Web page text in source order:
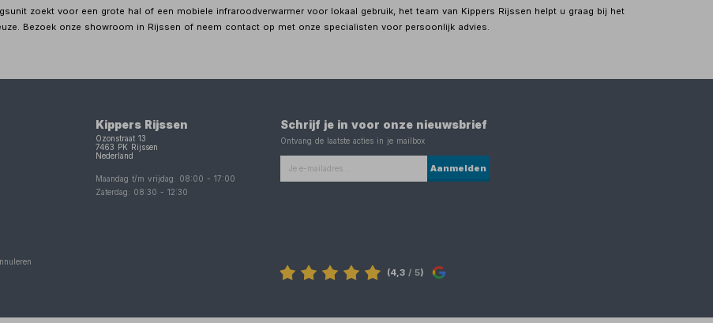
zoekt voor een grote hal of een mobiele infraroodverwarmer voor lokaal gebruik, het team van Kippers Rijssen helpt u graag bij het
Bezoek onze showroom in Rijssen of neem contact op met onze specialisten voor persoonlijk advies.
Kippers Rijssen
Ozonstraat 13
7463 PK
Rijssen
Nederland
Maandag t/m vrijdag: 08:00 -17:00
Zaterdag: 08:30 -12:30
Schrijf je in voor onze nieuwsbrief
Ontvang de laatste acties in je mailbox
Aanmelden
(4,3 / 5)